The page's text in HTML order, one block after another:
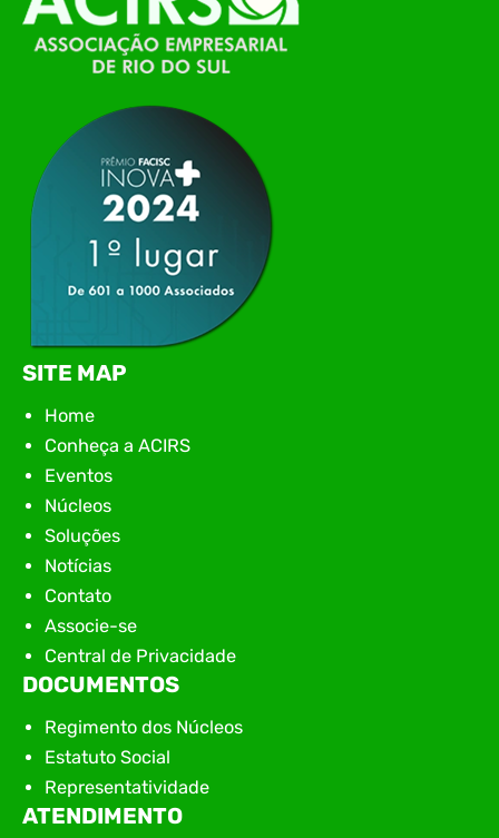
Itajaí, realizou, no dia 21 de julho, o evento
Conexão Tech NIAVI, reunindo empresas de
tecnologia da região para uma noite de
apresentação de novas iniciativas para o setor. O
encontro aconteceu em Rio…
SITE MAP
Home
Conheça a ACIRS
Eventos
Núcleos
Soluções
Notícias
Contato
Associe-se
Central de Privacidade
DOCUMENTOS
Regimento dos Núcleos
Estatuto Social
Representatividade
ATENDIMENTO